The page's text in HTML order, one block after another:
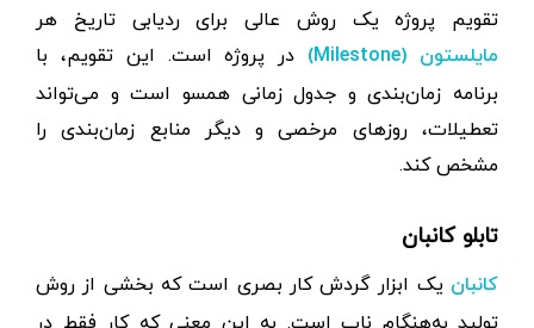
تقویم پروژه یک روش عالی برای ردیابی تاریخ هر
مایلستون (Milestone)
در پروژه است. این تقویم، با
برنامه زمان‌بندی و جدول زمانی همسو است و می‌تواند
تعطیلات، روزهای مرخصی و دیگر منابع زمان‌بندی را
مشخص کند.
تابلو کانبان
کانبان یک ابزار گردش کار بصری است که بخشی از روش